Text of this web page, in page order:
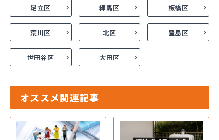
足立区 練馬区 板橋区
荒川区 北区 豊島区
世田谷区 大田区
オススメ関連記事